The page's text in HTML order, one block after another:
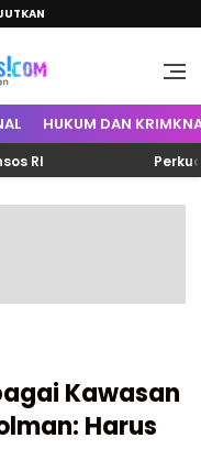
HUKUM DAN
Perkuat
Kawasan
Harus